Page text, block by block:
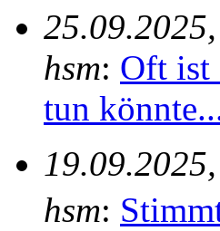
hsm: Oft ist
tun
hsm: